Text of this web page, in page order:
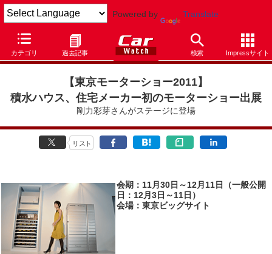
Powered by Translate
カテゴリ 過去記事 検索 Impressサイト
Car Watch イベント 東京モーターショー 2011
【東京モーターショー2011】
積水ハウス、住宅メーカー初のモーターショー出展
剛力彩芽さんがステージに登場
リスト
会期：11月30日～12月11日（一般公開
日：12月3日～11日）
会場：東京ビッグサイト